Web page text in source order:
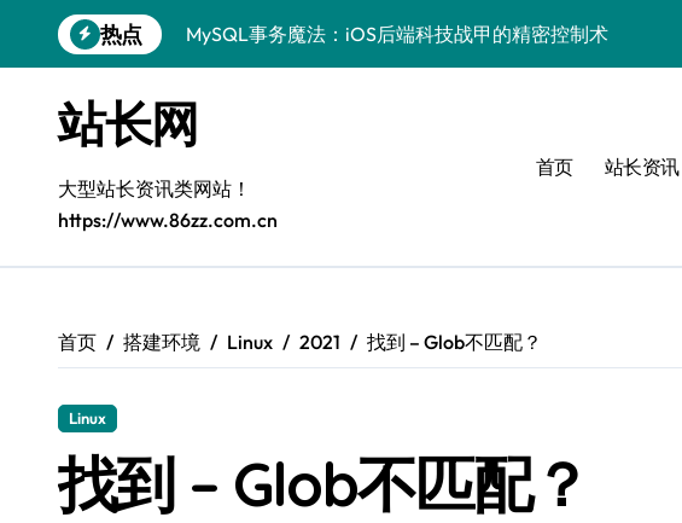
到
热点
MySQL事务魔法：iOS后端科技战甲的精密控制术
技术精进：MySQL事务控制全解析，站长学院助你科技通关
鸿蒙生态下MySQL事务控制：边缘AI开发者的数据科技利器
Go语言赋能MySQL事务管理：科技驱动的高效实践精要
AI赋能站长：MySQL事务控制技术实战精解与科技应用
VR开发进阶：MySQL事务控制精析与科技实战赋能方案
区块链视角下MySQL事务控制：iOS后端科技实战精要
站长网
大型站长资讯类网站！
https://www.86zz.com.cn
首页 站长资讯
首页 搭建环境 Linux 2021 找到 – Glob不匹配？
Linux
找到 – Glob不匹配？